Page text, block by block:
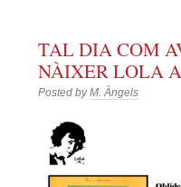
TAL DIA COM
NÀIXER LOLA
Posted byM. Àngels